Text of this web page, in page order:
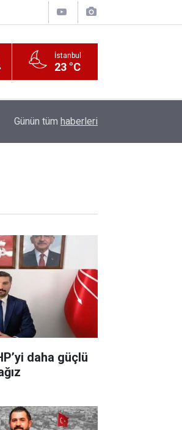
İstanbul
23 °C
Sarayı ahır saray oldu
Günün tüm haberleri
daha güçlü